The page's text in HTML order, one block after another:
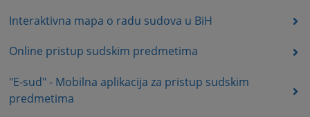
Interaktivna mapa o radu sudova u BiH
Online pristup sudskim predmetima
"E-sud" - Mobilna aplikacija za pristup sudskim
predmetima